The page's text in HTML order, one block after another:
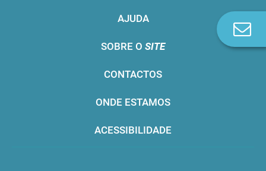
AJUDA
SOBRE O SITE
CONTACTOS
ONDE ESTAMOS
ACESSIBILIDADE